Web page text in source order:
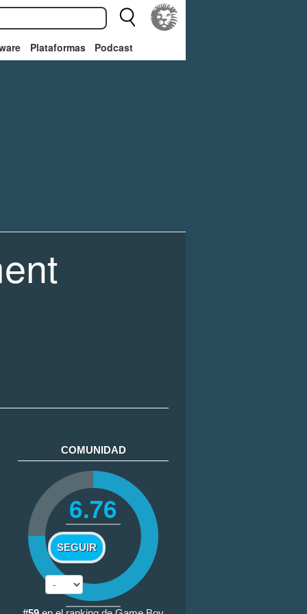
Plataformas Podcast
COMUNIDAD
6.76
SEGUIR